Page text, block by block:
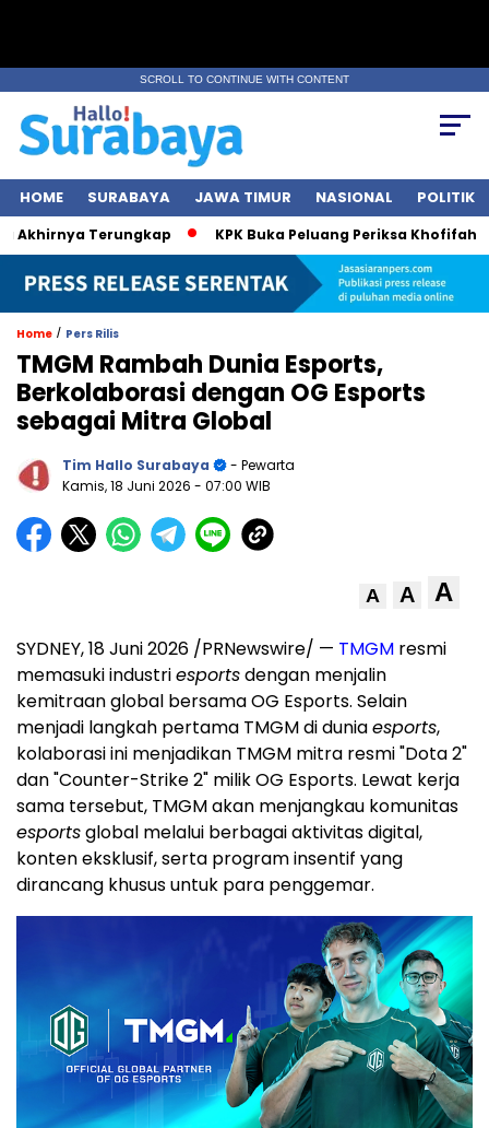
SCROLL TO CONTINUE WITH CONTENT
HOME SURABAYA JAWA TIMUR NASIONAL POLITIK
Terungkap KPK Buka Peluang Periksa Khofifah
Home / Pers Rilis
TMGM Rambah Dunia Esports,
Berkolaborasi dengan OG Esports
sebagai Mitra Global
Tim Hallo Surabaya
- Pewarta
Kamis, 18 Juni 2026 - 07:00 WIB
A A A
SYDNEY, 18 Juni 2026 /PRNewswire/ — TMGM resmi
memasuki industriesportsdengan menjalin
kemitraan global bersama OG Esports. Selain
menjadi langkah pertama TMGM di duniaesports,
kolaborasi ini menjadikan TMGM mitra resmi "Dota 2"
dan "Counter-Strike 2" milik OG Esports. Lewat kerja
sama tersebut, TMGM akan menjangkau komunitas
esportsglobal melalui berbagai aktivitas digital,
konten eksklusif, serta program insentif yang
dirancang khusus untuk para penggemar.